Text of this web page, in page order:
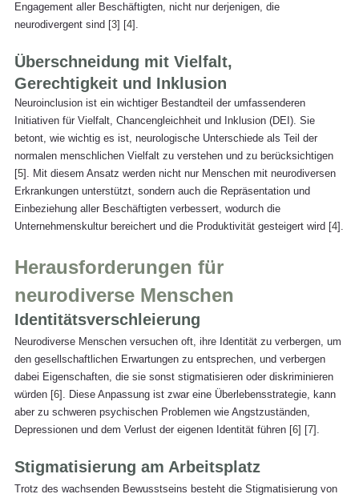
Engagement aller Beschäftigten, nicht nur derjenigen, die
neurodivergent sind [3] [4].
Überschneidung mit Vielfalt,
Gerechtigkeit und Inklusion
Neuroinclusion ist ein wichtiger Bestandteil der umfassenderen
Initiativen für Vielfalt, Chancengleichheit und Inklusion (DEI). Sie
betont, wie wichtig es ist, neurologische Unterschiede als Teil der
normalen menschlichen Vielfalt zu verstehen und zu berücksichtigen
[5]. Mit diesem Ansatz werden nicht nur Menschen mit neurodiversen
Erkrankungen unterstützt, sondern auch die Repräsentation und
Einbeziehung aller Beschäftigten verbessert, wodurch die
Unternehmenskultur bereichert und die Produktivität gesteigert wird [4].
Herausforderungen für
neurodiverse Menschen
Identitätsverschleierung
Neurodiverse Menschen versuchen oft, ihre Identität zu verbergen, um
den gesellschaftlichen Erwartungen zu entsprechen, und verbergen
dabei Eigenschaften, die sie sonst stigmatisieren oder diskriminieren
würden [6]. Diese Anpassung ist zwar eine Überlebensstrategie, kann
aber zu schweren psychischen Problemen wie Angstzuständen,
Depressionen und dem Verlust der eigenen Identität führen [6] [7].
Stigmatisierung am Arbeitsplatz
Trotz des wachsenden Bewusstseins besteht die Stigmatisierung von